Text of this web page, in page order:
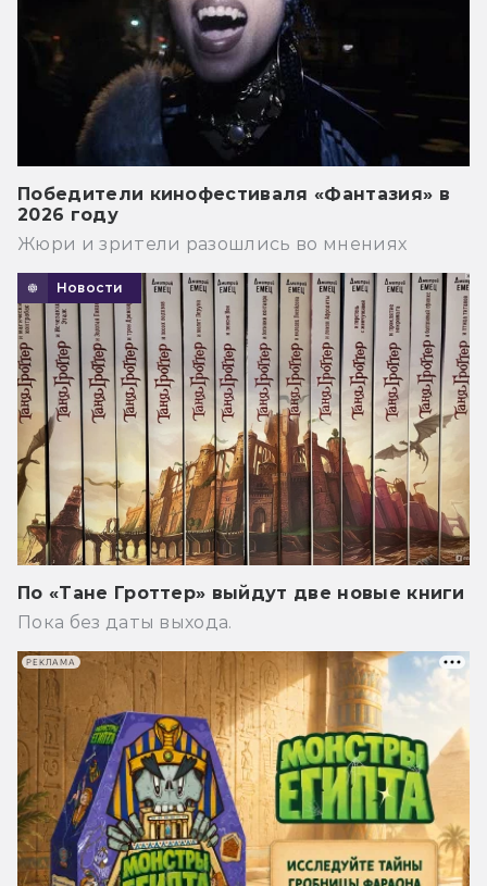
Победители кинофестиваля «Фантазия» в
2026 году
Жюри и зрители разошлись во мнениях
Новости
По «Тане Гроттер» выйдут две новые книги
Пока без даты выхода.
РЕКЛАМА